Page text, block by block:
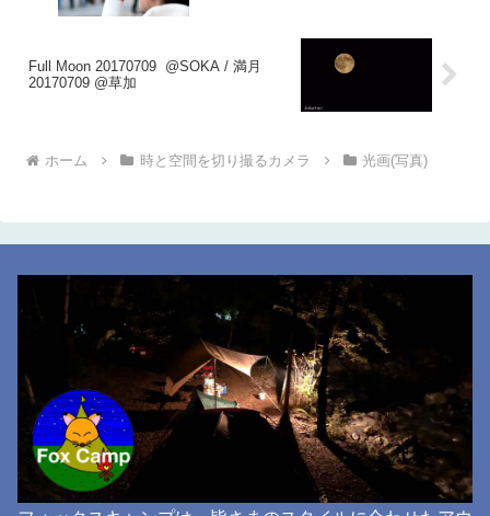
Full Moon 20170709 @SOKA / 満月
20170709 @草加
ホーム 時と空間を切り撮るカメラ 光画(写真)